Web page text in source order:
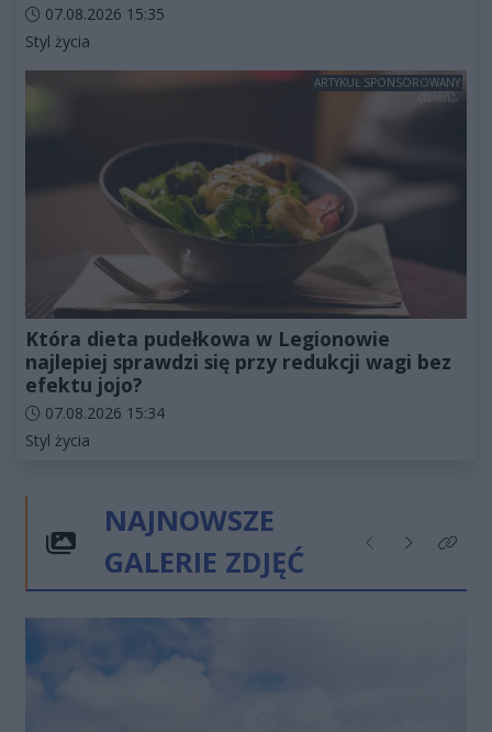
Data dodania artykułu:
07.08.2026 15:35
Kategorie artykułu:
Styl życia
ARTYKUŁ SPONSOROWANY
Która dieta pudełkowa w Legionowie
najlepiej sprawdzi się przy redukcji wagi bez
efektu jojo?
Data dodania artykułu:
07.08.2026 15:34
Kategorie artykułu:
Styl życia
NAJNOWSZE
GALERIE ZDJĘĆ
Poprzednie
NastępneKliknij